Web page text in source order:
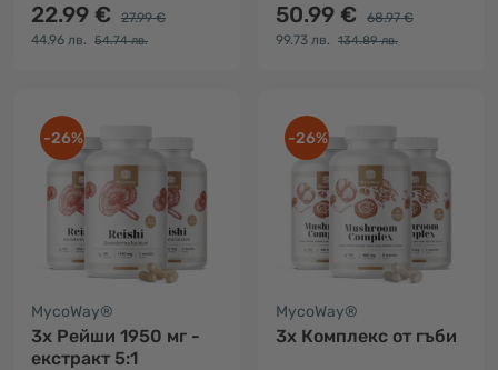
22.99 €
27.99 €
44.96 лв.
54.74 лв.
50.99 €
68.97 €
99.73 лв.
134.89 лв.
-26%
MycoWay®
3x Рейши 1950 мг -
екстракт 5:1
-26%
MycoWay®
3x Комплекс от гъби